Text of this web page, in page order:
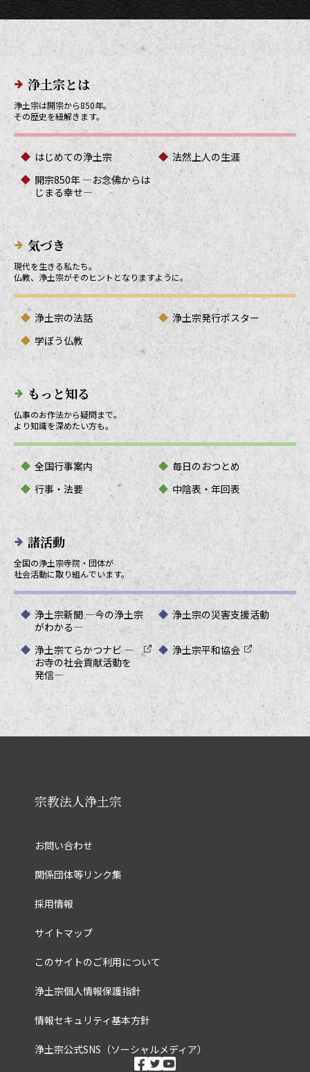
メインメニューリンク
浄土宗とは
浄土宗は開宗から850年。
その歴史を紐解きます。
はじめての浄土宗
法然上人の生涯
開宗850年 ―お念佛からは
じまる幸せ―
気づき
現代を生きる私たち。
仏教、浄土宗がそのヒントとなりますように。
浄土宗の法話
浄土宗発行ポスター
学ぼう仏教
もっと知る
仏事のお作法から疑問まで。
より知識を深めたい方も。
全国行事案内
毎日のおつとめ
行事・法要
中陰表・年回表
諸活動
全国の浄土宗寺院・団体が
社会活動に取り組んでいます。
浄土宗新聞 ―今の浄土宗
がわかる―
浄土宗の災害支援活動
浄土宗てらかつナビ ―
お寺の社会貢献活動を
発信―
浄土宗平和協会
宗教法人浄土宗
お問い合わせ
関係団体等リンク集
採用情報
サイトマップ
このサイトのご利用について
浄土宗個人情報保護指針
情報セキュリティ基本方針
浄土宗公式SNS（ソーシャルメディア）
facebook
twitter